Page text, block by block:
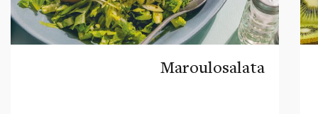
Maroulosalata